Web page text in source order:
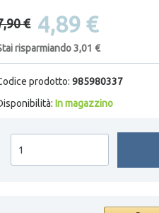
€ 4,89 €
risparmiando 3,01 €
prodotto: 985980337
In magazzino